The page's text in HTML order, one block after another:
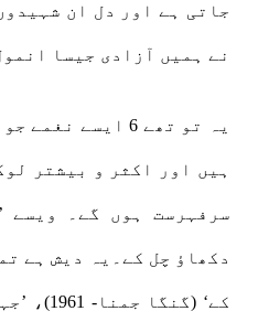
جاتی ہے اور دل ان
نے ہمیں آزادی جیسا
یہ تو تھے 6 ایسے
ہیں اور اکثر و بیشتر
سرفہرست ہوں گے۔ ویسے
دکھاؤ چل کے۔یہ دیش ہے
کے‘